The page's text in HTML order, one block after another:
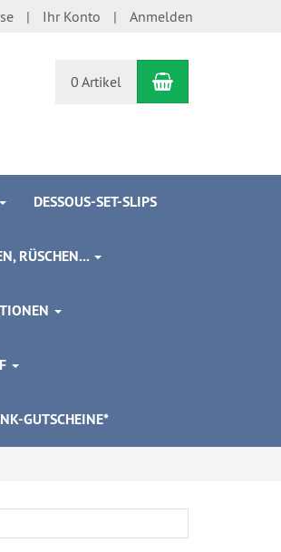
Ihr Konto Anmelden
0 Artikel Warenkorb
DESSOUS-SET-SLIPS
RÜSCHEN...
GUTSCHEINE*